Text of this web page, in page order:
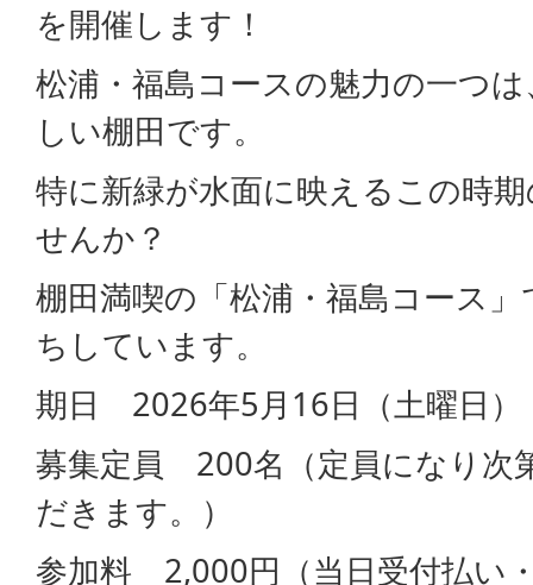
を開催します！
松浦・福島コースの魅力の一つ
しい棚田です。
特に新緑が水面に映えるこの時
せんか？
棚田満喫の「松浦・福島コース
ちしています。
期日 2026年5月16日（土曜日）
募集定員 200名（定員になり次
だきます。）
参加料 2,000円（当日受付払い